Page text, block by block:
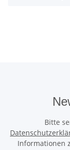
Bitte
Informationen